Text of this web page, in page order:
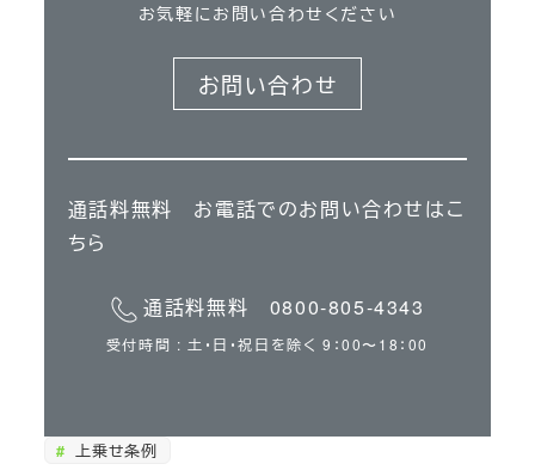
お気軽にお問い合わせください
お問い合わせ
通話料無料 お電話でのお問い合わせはこ
ちら
通話料無料 0800-805-4343
受付時間 : 土・日・祝日を除く 9：00〜18：00
上乗せ条例